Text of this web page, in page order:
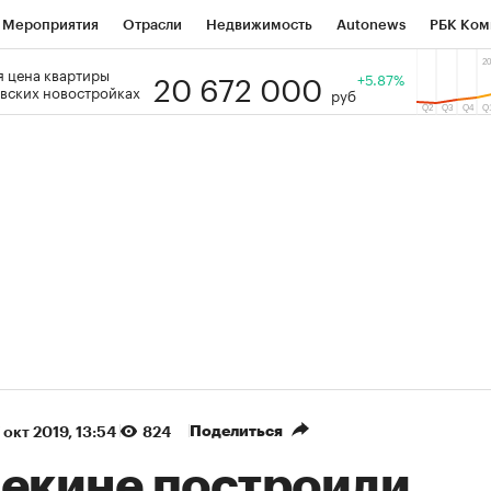
Мероприятия Отрасли Недвижимость Autonews РБК
РБК Образование Тренды
цена квартиры
новостройках
20 672 000 руб
+5.87%
2019, 13:54 824 Поделиться